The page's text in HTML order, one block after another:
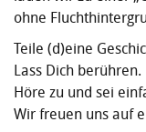
ohne
Teile (d)eine
Lass Dich berühren.
Höre zu und sei
Wir freuen uns auf